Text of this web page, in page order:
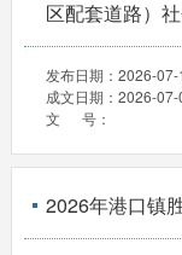
区配套道路）
发布日期： 2026-07-
成文日期： 2026-07-
文 号：
2026年港口镇